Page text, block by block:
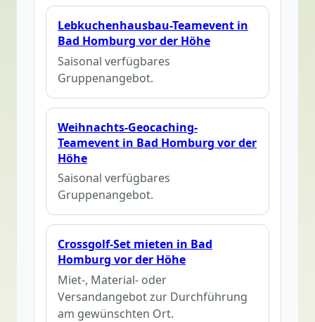
Lebkuchenhausbau-Teamevent in
Bad Homburg vor der Höhe
Saisonal verfügbares
Gruppenangebot.
Weihnachts-Geocaching-
Teamevent in Bad Homburg vor der
Höhe
Saisonal verfügbares
Gruppenangebot.
Crossgolf-Set mieten in Bad
Homburg vor der Höhe
Miet-, Material- oder
Versandangebot zur Durchführung
am gewünschten Ort.